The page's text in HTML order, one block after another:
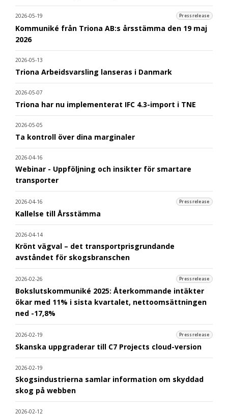
2026-05-19 Pressrelease
Kommuniké från Triona AB:s årsstämma den 19 maj
2026
2026-05-13
Triona Arbeidsvarsling lanseras i Danmark
2026-05-07
Triona har nu implementerat IFC 4.3-import i TNE
2026-05-05
Ta kontroll över dina marginaler
2026-04-16
Webinar - Uppföljning och insikter för smartare
transporter
2026-04-16 Pressrelease
Kallelse till Årsstämma
2026-04-14
Krönt vägval – det transportprisgrundande
avståndet för skogsbranschen
2026-02-26 Pressrelease
Bokslutskommuniké 2025: Återkommande intäkter
ökar med 11% i sista kvartalet, nettoomsättningen
ned -17,8%
2026-02-19 Pressrelease
Skanska uppgraderar till C7 Projects cloud-version
2026-02-19
Skogsindustrierna samlar information om skyddad
skog på webben
2026-02-12